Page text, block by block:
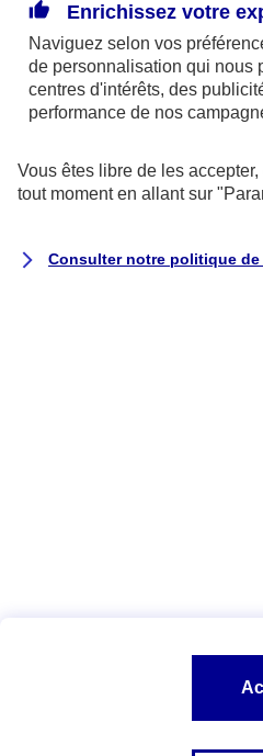
SITES AXA
©2024 AXA Tous
Enrichissez votre
Naviguez selon vos
de personnalisation qui nous
centres d'intérêts, des
performance de nos
Vous êtes libre de les
tout moment en allant sur
Consulter notre politique de